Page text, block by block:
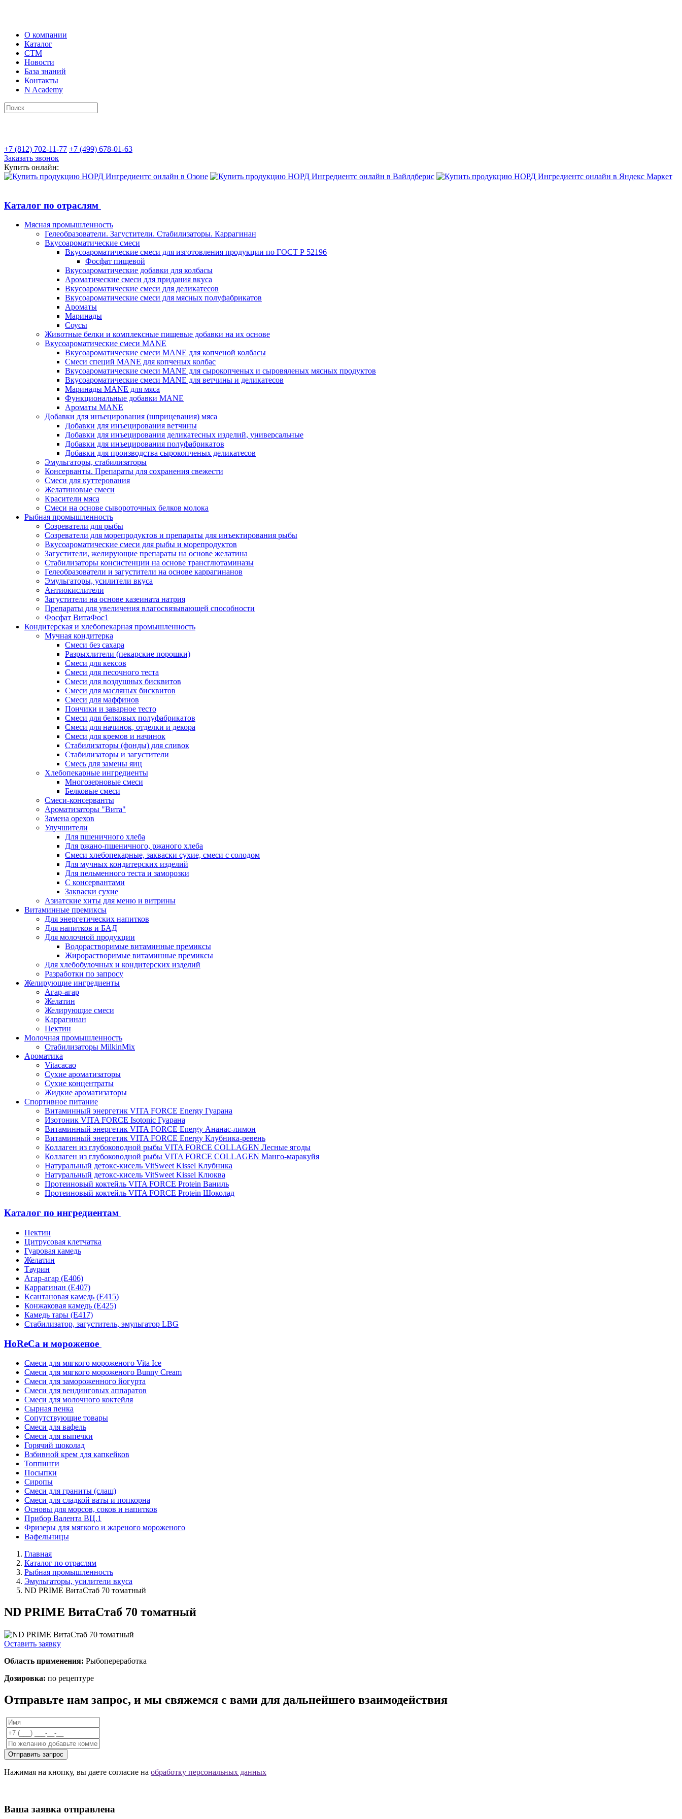
О компании
Каталог
СТМ
Новости
База знаний
Контакты
N Academy
+7 (812) 702-11-77 +7 (499) 678-01-63
Заказать звонок
Купить онлайн:
Каталог по отраслям
Мясная промышленность
Гелеобразователи. Загустители. Стабилизаторы. Каррагинан
Вкусоароматические смеси
Вкусоароматические смеси для изготовления продукции по ГОСТ Р 52196
Фосфат пищевой
Вкусоароматические добавки для колбасы
Ароматические смеси для придания вкуса
Вкусоароматические смеси для деликатесов
Вкусоароматические смеси для мясных полуфабрикатов
Ароматы
Маринады
Соусы
Животные белки и комплексные пищевые добавки на их основе
Вкусоароматические смеси MANE
Вкусоароматические смеси MANE для копченой колбасы
Смеси специй MANE для копченых колбас
Вкусоароматические смеси MANE для сырокопченых и сыровяленых мясных продуктов
Вкусоароматические смеси MANE для ветчины и деликатесов
Маринады MANE для мяса
Функциональные добавки MANE
Ароматы MANE
Добавки для инъецирования (шприцевания) мяса
Добавки для инъецирования ветчины
Добавки для инъецирования деликатесных изделий, универсальные
Добавки для инъецирования полуфабрикатов
Добавки для производства сырокопченых деликатесов
Эмульгаторы, стабилизаторы
Консерванты. Препараты для сохранения свежести
Смеси для куттерования
Желатиновые смеси
Красители мяса
Смеси на основе сывороточных белков молока
Рыбная промышленность
Созреватели для рыбы
Созреватели для морепродуктов и препараты для инъектирования рыбы
Вкусоароматические смеси для рыбы и морепродуктов
Загустители, желирующие препараты на основе желатина
Стабилизаторы консистенции на основе трансглютаминазы
Гелеобразователи и загустители на основе каррагинанов
Эмульгаторы, усилители вкуса
Антиокислители
Загустители на основе казеината натрия
Препараты для увеличения влагосвязывающей способности
Фосфат ВитаФос1
Кондитерская и хлебопекарная промышленность
Мучная кондитерка
Смеси без сахара
Разрыхлители (пекарские порошки)
Смеси для кексов
Смеси для песочного теста
Смеси для воздушных бисквитов
Смеси для масляных бисквитов
Смеси для маффинов
Пончики и заварное тесто
Cмеси для белковых полуфабрикатов
Смеси для начинок, отделки и декора
Смеси для кремов и начинок
Стабилизаторы (фонды) для сливок
Стабилизаторы и загустители
Смесь для замены яиц
Хлебопекарные ингредиенты
Многозерновые смеси
Белковые смеси
Смеси-консерванты
Ароматизаторы "Вита"
Замена орехов
Улучшители
Для пшеничного хлеба
Для ржано-пшеничного, ржаного хлеба
Смеси хлебопекарные, закваски сухие, смеси с солодом
Для мучных кондитерских изделий
Для пельменного теста и заморозки
С консервантами
Закваски сухие
Азиатские хиты для меню и витрины
Витаминные премиксы
Для энергетических напитков
Для напитков и БАД
Для молочной продукции
Водорастворимые витаминные премиксы
Жирорастворимые витаминные премиксы
Для хлебобулочных и кондитерских изделий
Разработки по запросу
Желирующие ингредиенты
Агар-агар
Желатин
Желирующие смеси
Каррагинан
Пектин
Молочная промышленность
Стабилизаторы MilkinMix
Ароматика
Vitacacao
Сухие ароматизаторы
Сухие концентраты
Жидкие ароматизаторы
Спортивное питание
Витаминный энергетик VITA FORCE Energy Гуарана
Изотоник VITA FORCE Isotonic Гуарана
Витаминный энергетик VITA FORCE Energy Ананас-лимон
Витаминный энергетик VITA FORCE Energy Клубника-ревень
Коллаген из глубоководной рыбы VITA FORCE COLLAGEN Лесные ягоды
Коллаген из глубоководной рыбы VITA FORCE COLLAGEN Манго-маракуйя
Натуральный детокс-кисель VitSweet Kissel Клубника
Натуральный детокс-кисель VitSweet Kissel Клюква
Протеиновый коктейль VITA FORCE Protein Ваниль
Протеиновый коктейль VITA FORCE Protein Шоколад
Каталог по ингредиентам
Пектин
Цитрусовая клетчатка
Гуаровая камедь
Желатин
Таурин
Агар-агар (Е406)
Каррагинан (Е407)
Ксантановая камедь (Е415)
Конжаковая камедь (Е425)
Камедь тары (Е417)
Стабилизатор, загуститель, эмульгатор LBG
HoReCa и мороженое
Смеси для мягкого мороженого Vita Ice
Смеси для мягкого мороженого Bunny Cream
Смеси для замороженного йогурта
Смеси для вендинговых аппаратов
Смеси для молочного коктейля
Сырная пенка
Сопутствующие товары
Смеси для вафель
Смеси для выпечки
Горячий шоколад
Взбивной крем для капкейков
Топпинги
Посыпки
Сиропы
Смеси для граниты (слаш)
Смеси для сладкой ваты и попкорна
Основы для морсов, соков и напитков
Прибор Валента ВЦ.1
Фризеры для мягкого и жареного мороженого
Вафельницы
Главная
Каталог по отраслям
Рыбная промышленность
Эмульгаторы, усилители вкуса
ND PRIME ВитаСтаб 70 томатный
ND PRIME ВитаСтаб 70 томатный
Оставить заявку
Область применения: Рыбопереработка
Дозировка: по рецептуре
Отправьте нам запрос, и мы свяжемся с вами для дальнейшего взаимодействия
Отправить запрос
Нажимая на кнопку, вы даете согласие на обработку персональных данных
Ваша заявка отправлена